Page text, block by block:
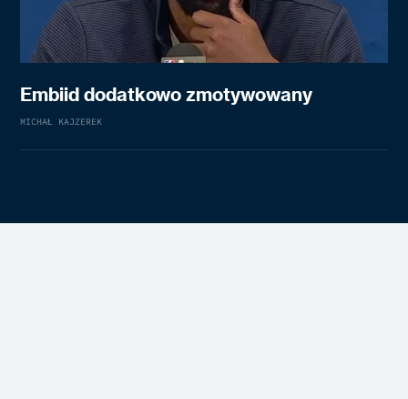
Embiid dodatkowo zmotywowany
MICHAŁ KAJZEREK